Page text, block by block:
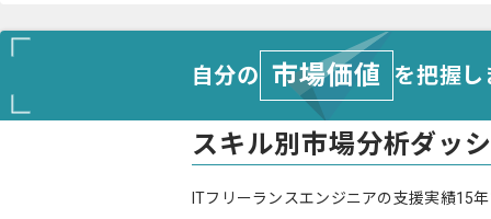
自分の 市場価値 を把握
スキル別市場分析ダッ
ITフリーランスエンジニアの支援実績15